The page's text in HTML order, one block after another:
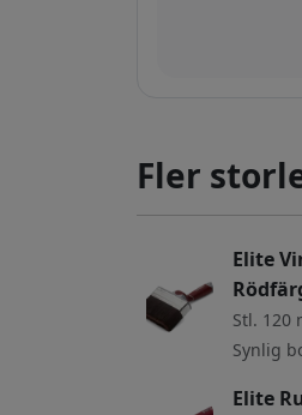
Fler
Elite
Stl. 120
Synlig
Elite